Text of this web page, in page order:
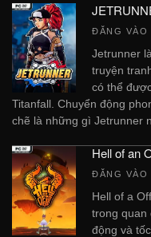
ĐĂNG VÀO
Jetrunner
truyện
có thể
Titanfall. Chuyển động
chẽ là những gì Jetrunner
Hell of an
ĐĂNG VÀO
Hell of a
trong quan
động và